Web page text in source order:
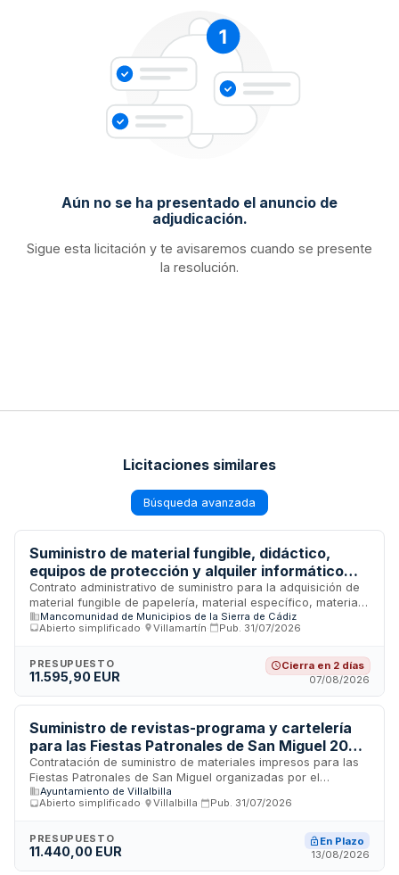
Aún no se ha presentado el anuncio de
adjudicación.
Sigue esta licitación y te avisaremos cuando se presente
la resolución.
Licitaciones similares
Búsqueda avanzada
Suministro de material fungible, didáctico,
equipos de protección y alquiler informático
para el Programa de Empleo y Formación
TURIPROMO de la Mancomunidad de Municipios
de la Sierra de Cádiz
Contrato administrativo de suministro para la adquisición de
material fungible de papelería, material específico, material
didáctico, equipos de protección individual, ropa y alquiler
de equipos informáticos destinados al Programa de Empleo y
Mancomunidad de Municipios de la Sierra de Cádiz y se
financia mediante subvención de la Consejería de Empleo,
procedimiento es abierto simplificado sumario.
Mancomunidad de Municipios de la Sierra de Cádiz
Abierto simplificado
Villamartín Pub. 31/07/2026
PRESUPUESTO
11.595,90 EUR
Cierra en 2 días
07/08/2026
Suministro de revistas-programa y cartelería
para las Fiestas Patronales de San Miguel 2026
del Ayuntamiento de Villalbilla
Contratación de suministro de materiales impresos para las
Fiestas Patronales de San Miguel organizadas por el
Ayuntamiento de Villalbilla. El objeto comprende el diseño
gráfico, maquetación, impresión y encuadernación de 8.000
por ciento de los ejemplares, así como el diseño,
maquetación e impresión de 50 carteles. El adjudicatario
Ayuntamiento de Villalbilla
Abierto simplificado
Villalbilla Pub. 31/07/2026
PRESUPUESTO
11.440,00 EUR
En Plazo
13/08/2026